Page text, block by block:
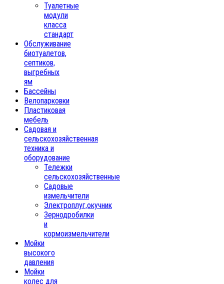
Туалетные
модули
класса
стандарт
Обслуживание
биотуалетов,
септиков,
выгребных
ям
Бассейны
Велопарковки
Пластиковая
мебель
Садовая и
сельскохозяйственная
техника и
оборудование
Тележки
сельскохозяйственные
Садовые
измельчители
Электроплуг,окучник
Зернодробилки
и
кормоизмельчители
Мойки
высокого
давления
Мойки
колес для